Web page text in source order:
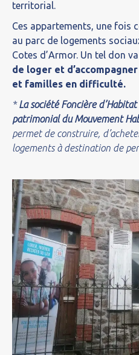
territorial.
Ces appartements, une fois
au parc de logements
Cotes d’Armor. Un tel don va
de loger et
et familles en difficulté.
*La société Foncière
patrimonial du Mouvement
permet de construire,
logements à destination de